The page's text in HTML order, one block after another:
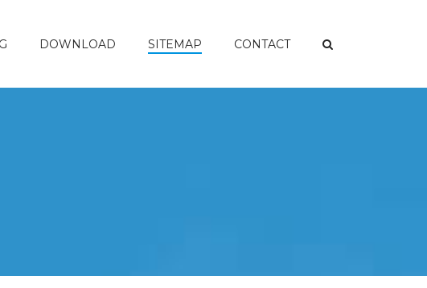
DOWNLOAD SITEMAP CONTACT